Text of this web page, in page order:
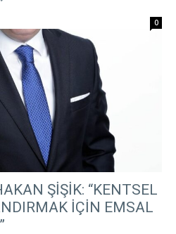
0
ŞİŞİK: “KENTSEL
İÇİN EMSAL